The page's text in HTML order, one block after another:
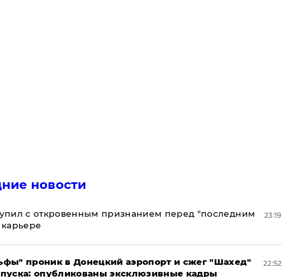
новости
с откровенным признанием перед "последним
23:19
проник в Донецкий аэропорт и сжег "Шахед"
опубликованы эксклюзивные кадры
22:52